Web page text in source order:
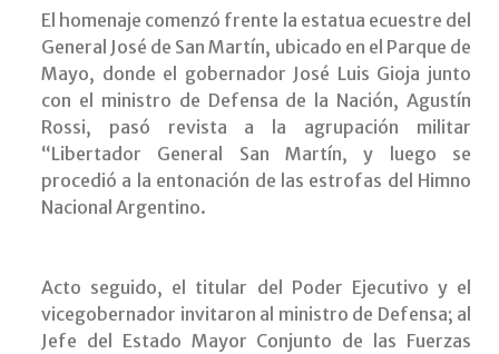
El homenaje comenzó frente la estatua ecuestre del
General José de San Martín, ubicado en el Parque de
Mayo, donde el gobernador José Luis Gioja junto
con el ministro de Defensa de la Nación, Agustín
Rossi, pasó revista a la agrupación militar
“Libertador General San Martín, y luego se
procedió a la entonación de las estrofas del Himno
Nacional Argentino.
Acto seguido, el titular del Poder Ejecutivo y el
vicegobernador invitaron al ministro de Defensa; al
Jefe del Estado Mayor Conjunto de las Fuerzas